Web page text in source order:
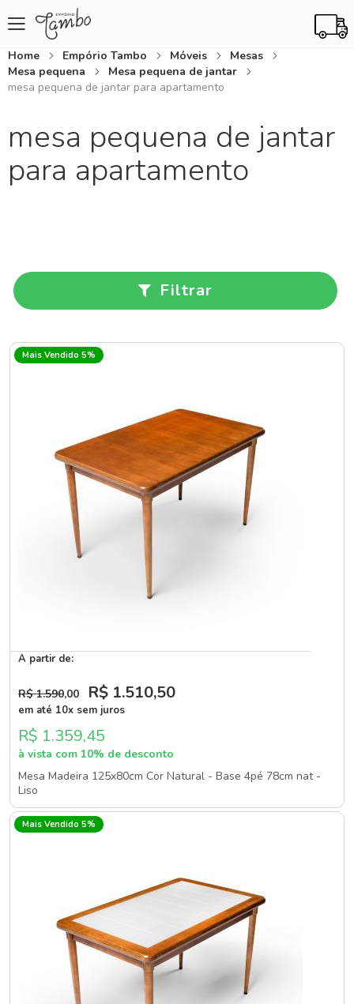
Home Empório Tambo Móveis
Mesas
Mesa pequena
Mesa pequena de jantar
mesa pequena de jantar para apartamento
mesa pequena de jantar
para apartamento
Filtrar
Mais Vendido 5%
A partir de:
R$ 1.590,00 R$ 1.510,50
em até 10x sem juros
R$ 1.359,45
à vista com 10% de desconto
Mesa Madeira 125x80cm Cor Natural - Base 4pé 78cm nat -
Liso
Mais Vendido 5%